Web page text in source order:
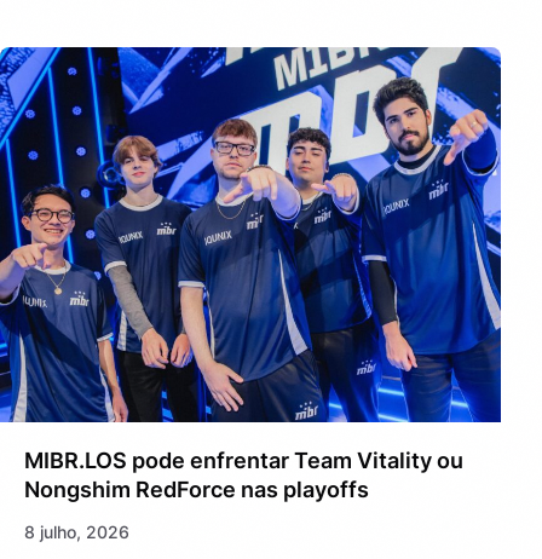
MIBR.LOS pode enfrentar Team Vitality ou
Nongshim RedForce nas playoffs
8 julho, 2026